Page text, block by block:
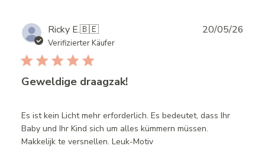
Ricky E.🇧🇪
Verifizierter Käufer
Geweldige draagzak!
Es ist kein Licht mehr erforderlich. Es bedeutet, dass Ihr
Baby und Ihr Kind sich um alles kümmern müssen.
Makkelijk te versnellen. Leuk-Motiv
20/05/26